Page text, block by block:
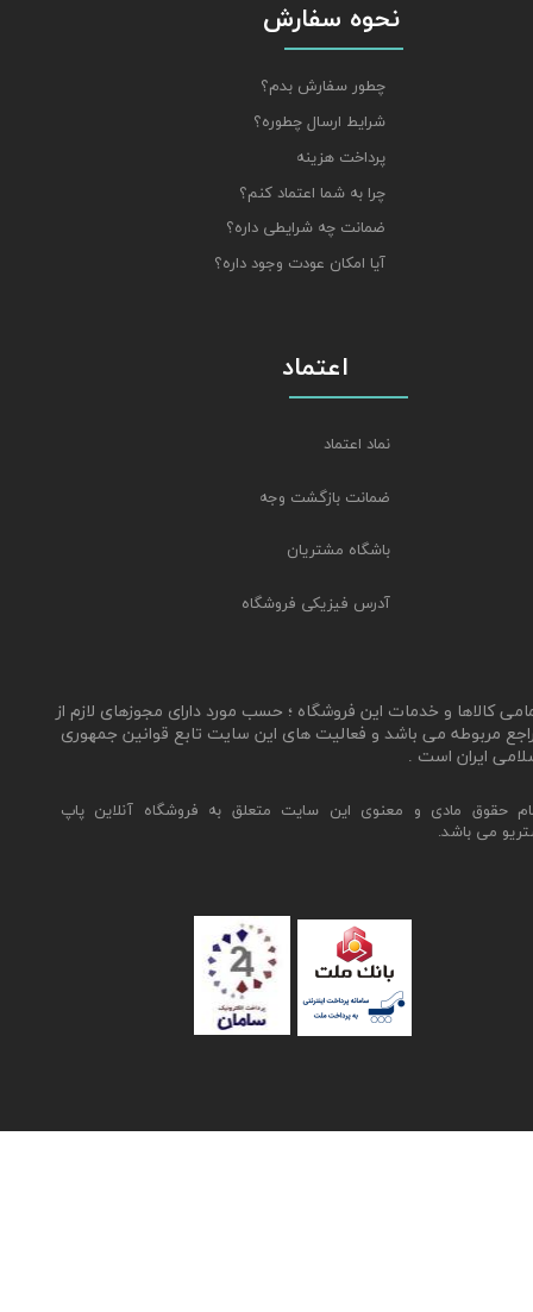
نحوه سفارش
چطور سفارش بدم؟
شرایط ارسال چطوره؟
پرداخت هزینه
چرا به شما اعتماد کنم؟
ضمانت چه شرایطی داره؟
آیا امکان عودت وجود داره؟
حقوق مادی و معنوی این سایت متعلق به فروشگاه آنلاین پاپ
می باشد.
اعتماد
نماد اعتماد
ضمانت بازگشت وجه
باشگاه مشتریان
آدرس فیزیکی فروشگاه
کالاها و خدمات این فروشگاه ؛ حسب مورد دارای مجوزهای لازم از
مربوطه می باشد و فعالیت های این سایت تابع قوانین جمهوری
ایران است .